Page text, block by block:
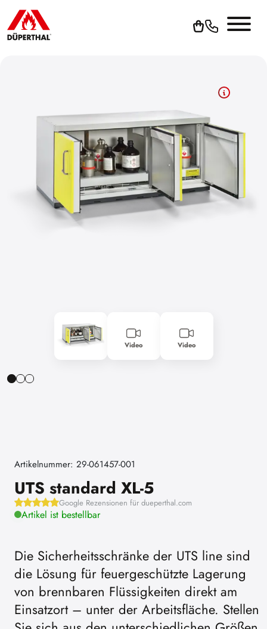
Um YouTube-Videos abspielen zu können, müssen Sie vorher
die Werbe-Cookies akzeptieren.
Cookies akzeptieren
Zur Datenschutzerklärung
Video Video
Artikelnummer: 29-061457-001
UTS standard XL-5
Google Rezensionen für dueperthal.com
Artikel ist bestellbar
Die Sicherheitsschränke der UTS line sind
die Lösung für feuergeschützte Lagerung
von brennbaren Flüssigkeiten direkt am
Einsatzort – unter der Arbeitsfläche. Stellen